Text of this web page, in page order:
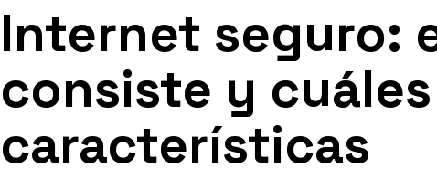
Internet seguro:
consiste y
características